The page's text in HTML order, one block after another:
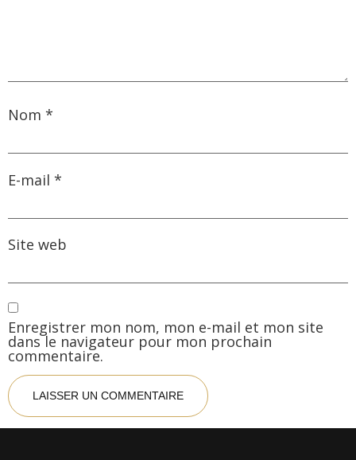
Nom *
E-mail *
Site web
Enregistrer mon nom, mon e-mail et mon site
dans le navigateur pour mon prochain
commentaire.